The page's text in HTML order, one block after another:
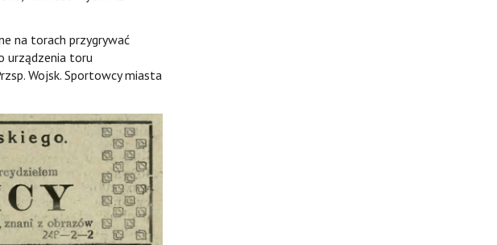
na torach przygrywać
urządzenia toru
Wojsk. Sportowcy miasta